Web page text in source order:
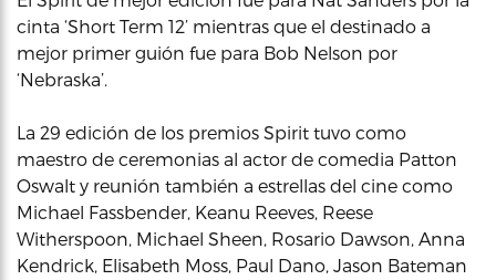
cinta ‘Short Term 12’ mientras que el destinado a
mejor primer guión fue para Bob Nelson por
‘Nebraska’.
La 29 edición de los premios Spirit tuvo como
maestro de ceremonias al actor de comedia Patton
Oswalt y reunión también a estrellas del cine como
Michael Fassbender, Keanu Reeves, Reese
Witherspoon, Michael Sheen, Rosario Dawson, Anna
Kendrick, Elisabeth Moss, Paul Dano, Jason Bateman